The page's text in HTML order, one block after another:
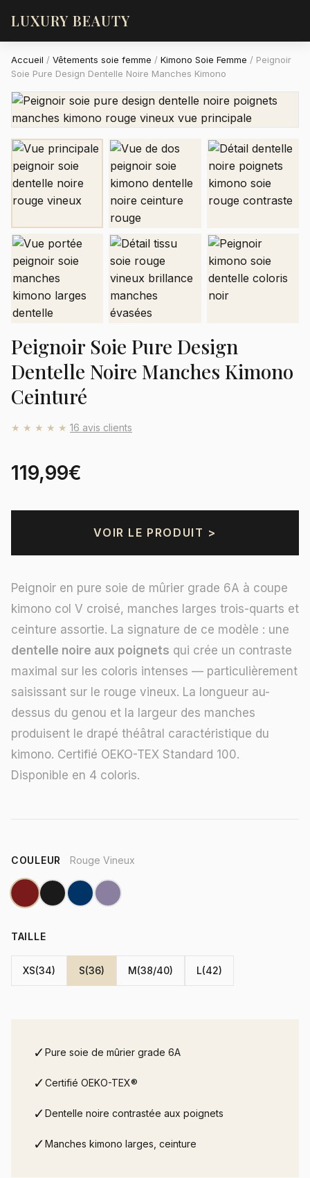
LUXURY BEAUTY
Accueil / Vêtements soie femme / Kimono Soie Femme / Peignoir
Soie Pure Design Dentelle Noire Manches Kimono
Peignoir Soie Pure Design
Dentelle Noire Manches Kimono
Ceinturé
★★★★★ 16 avis clients
119,99€
VOIR LE PRODUIT >
Peignoir en pure soie de mûrier grade 6A à coupe
kimono col V croisé, manches larges trois-quarts et
ceinture assortie. La signature de ce modèle : une
dentelle noire aux poignets qui crée un contraste
maximal sur les coloris intenses — particulièrement
saisissant sur le rouge vineux. La longueur au-
dessus du genou et la largeur des manches
produisent le drapé théâtral caractéristique du
kimono. Certifié OEKO-TEX Standard 100.
Disponible en 4 coloris.
COULEUR Rouge Vineux
TAILLE
XS(34) S(36) M(38/40) L(42)
✓Pure soie de mûrier grade 6A
✓Certifié OEKO-TEX®
✓Dentelle noire contrastée aux poignets
✓Manches kimono larges, ceinture